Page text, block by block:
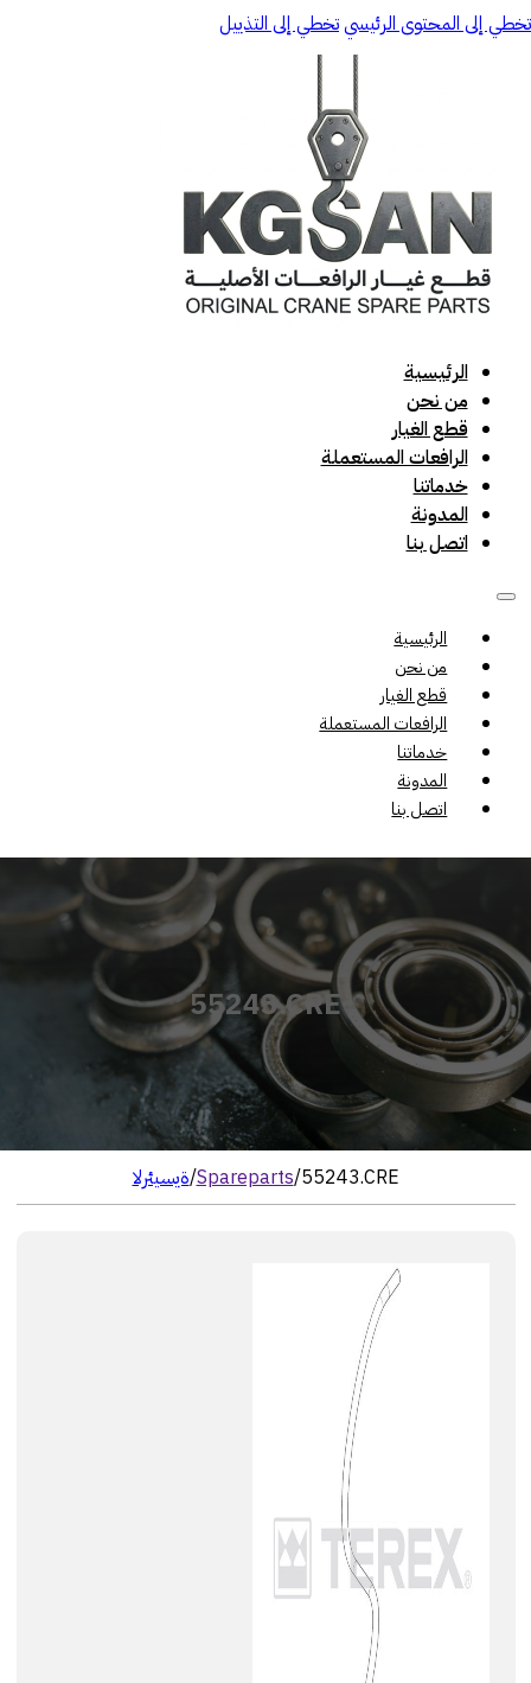
تخطي إلى المحتوى الرئيسيتخطي إلى التذييل
الرئيسية
من نحن
قطع الغيار
الرافعات المستعملة
خدماتنا
المدونة
اتصل بنا
الرئيسية
من نحن
قطع الغيار
الرافعات المستعملة
خدماتنا
المدونة
اتصل بنا
55243.CRE
الرئيسية/Spareparts/55243.CRE